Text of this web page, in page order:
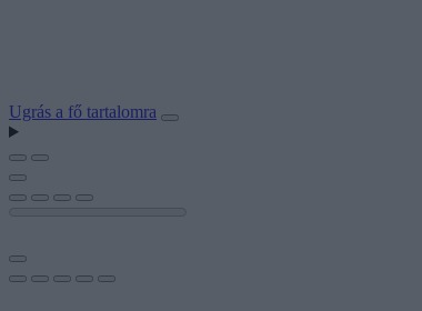
Ugrás a fő tartalomra